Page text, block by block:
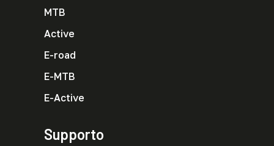
MTB
Active
E-road
E-MTB
E-Active
Supporto